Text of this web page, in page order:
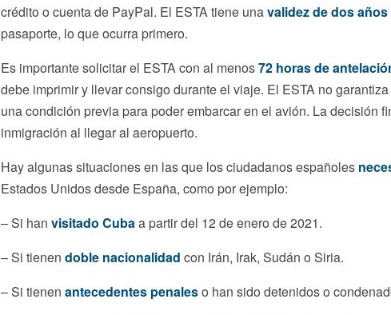
crédito o cuenta de PayPal. El ESTA tiene unavalidez de dos años
pasaporte, lo que ocurra primero.
Es importante solicitar el ESTA con al menos72 horas de
debe imprimir y llevar consigo durante el viaje. El ESTA no
una condición previa para poder embarcar en el avión. La decisión
inmigración al llegar al aeropuerto.
Hay algunas situaciones en las que los ciudadanos españoles
Estados Unidos desde España, como por ejemplo:
– Si han visitado Cubaa partir del 12 de enero de 2021.
– Si tienen doble nacionalidad con Irán, Irak, Sudán o Siria.
– Si tienen antecedentes penaleso han sido detenidos o